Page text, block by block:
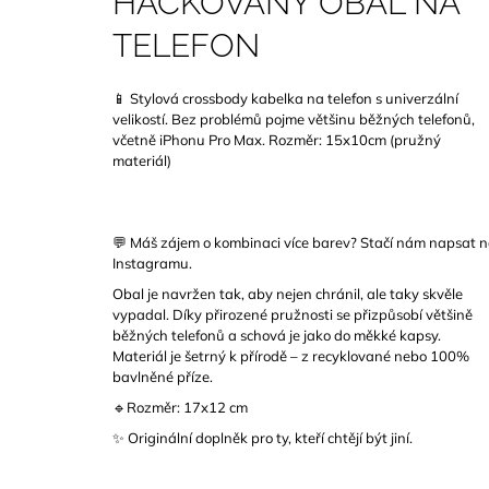
TELEFON
📱 Stylová crossbody kabelka na telefon s univerzální
velikostí. Bez problémů pojme většinu běžných telefonů,
včetně iPhonu Pro Max. Rozměr: 15x10cm (pružný
materiál)
💬 Máš zájem o kombinaci více barev? Stačí nám napsat
Instagramu.
Obal je navržen tak, aby nejen chránil, ale taky skvěle
vypadal. Díky přirozené pružnosti se přizpůsobí většině
běžných telefonů a schová je jako do měkké kapsy.
Materiál je šetrný k přírodě – z recyklované nebo 100%
bavlněné příze.
🔹Rozměr: 17x12 cm
✨ Originální doplněk pro ty, kteří chtějí být jiní.